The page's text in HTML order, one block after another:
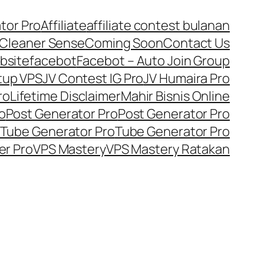
ProAffiliateaffiliate contest bulanan
SenseComing SoonContact Us
facebotFacebot – Auto Join Group
VPSJV Contest IG ProJV Humaira Pro
Lifetime DisclaimerMahir Bisnis Online
Post Generator ProPost Generator Pro
Tube Generator ProTube Generator Pro
ProVPS MasteryVPS Mastery Ratakan